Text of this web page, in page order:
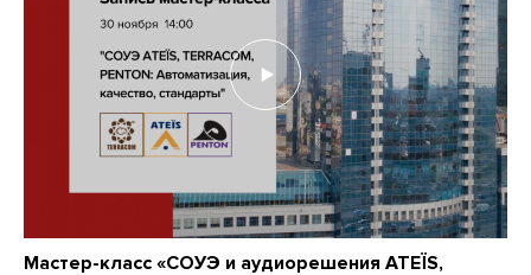
Мастер-класс «СОУЭ и аудиорешения ATEÏS,